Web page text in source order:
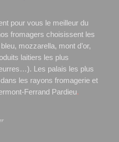
pour vous le meilleur du
fromagers choisissent les
mozzarella, mont d’or,
laitiers les plus
Les palais les plus
les rayons fromagerie et
Ferrand Pardieu.